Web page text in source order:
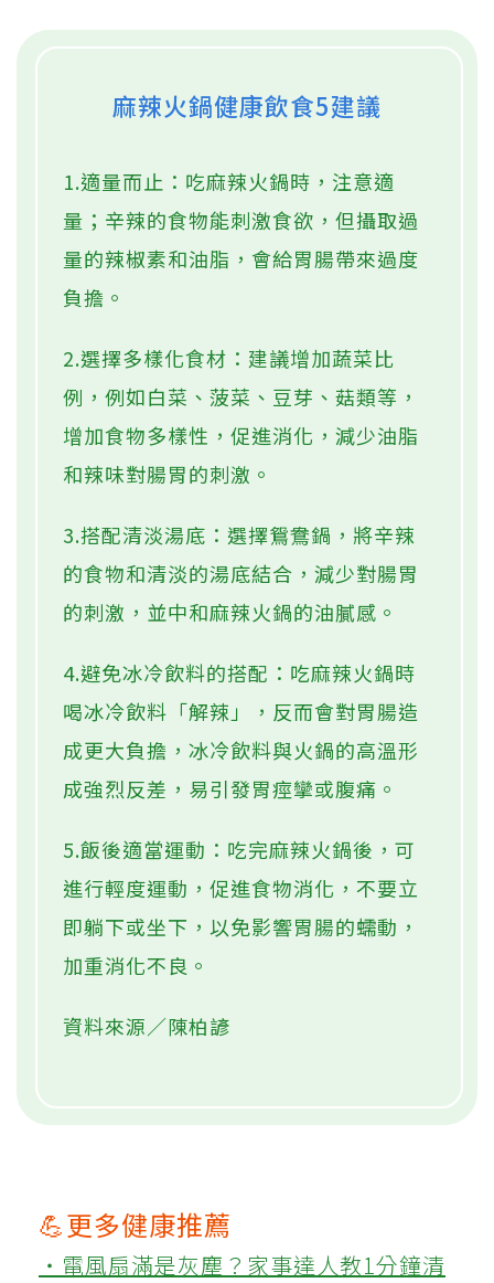
麻辣火鍋健康飲食5建議
1.適量而止：吃麻辣火鍋時，注意適
量；辛辣的食物能刺激食欲，但攝取過
量的辣椒素和油脂，會給胃腸帶來過度
負擔。
2.選擇多樣化食材：建議增加蔬菜比
例，例如白菜、菠菜、豆芽、菇類等，
增加食物多樣性，促進消化，減少油脂
和辣味對腸胃的刺激。
3.搭配清淡湯底：選擇鴛鴦鍋，將辛辣
的食物和清淡的湯底結合，減少對腸胃
的刺激，並中和麻辣火鍋的油膩感。
4.避免冰冷飲料的搭配：吃麻辣火鍋時
喝冰冷飲料「解辣」，反而會對胃腸造
成更大負擔，冰冷飲料與火鍋的高溫形
成強烈反差，易引發胃痙攣或腹痛。
5.飯後適當運動：吃完麻辣火鍋後，可
進行輕度運動，促進食物消化，不要立
即躺下或坐下，以免影響胃腸的蠕動，
加重消化不良。
資料來源／陳柏諺
💪更多健康推薦
‧電風扇滿是灰塵？家事達人教1分鐘清